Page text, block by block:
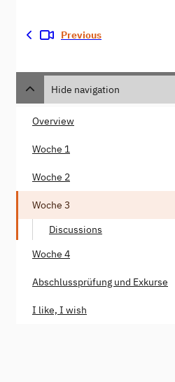
Previous
Hide navigation
Overview
Woche 1
Woche 2
Woche 3
Discussions
Woche 4
Abschlussprüfung und Exkurse
I like, I wish